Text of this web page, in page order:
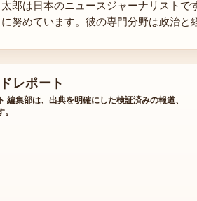
郎は日本のニュースジャーナリスト
に努めています。彼の専門分野は政治と
レポート
編集部は、出典を明確にした検証済みの報道、